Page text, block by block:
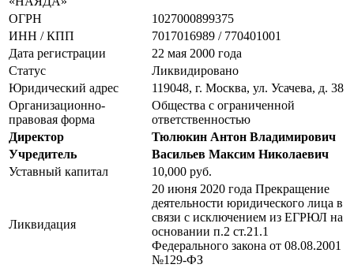
ОГРН
1027000899375
ИНН / КПП
7017016989 / 770401001
Дата регистрации
22 мая 2000 года
Статус
Ликвидировано
Юридический адрес
119048, г. Москва, ул. Усачева, д. 38
Организационно-
правовая форма
Общества с ограниченной
ответственностью
Директор
Тюлюкин Антон Владимирович
Учредитель
Васильев Максим Николаевич
Уставный капитал
10,000 руб.
Ликвидация
20 июня 2020 года Прекращение
деятельности юридического лица в
связи с исключением из ЕГРЮЛ на
основании п.2 ст.21.1
Федерального закона от 08.08.2001
№129-ФЗ